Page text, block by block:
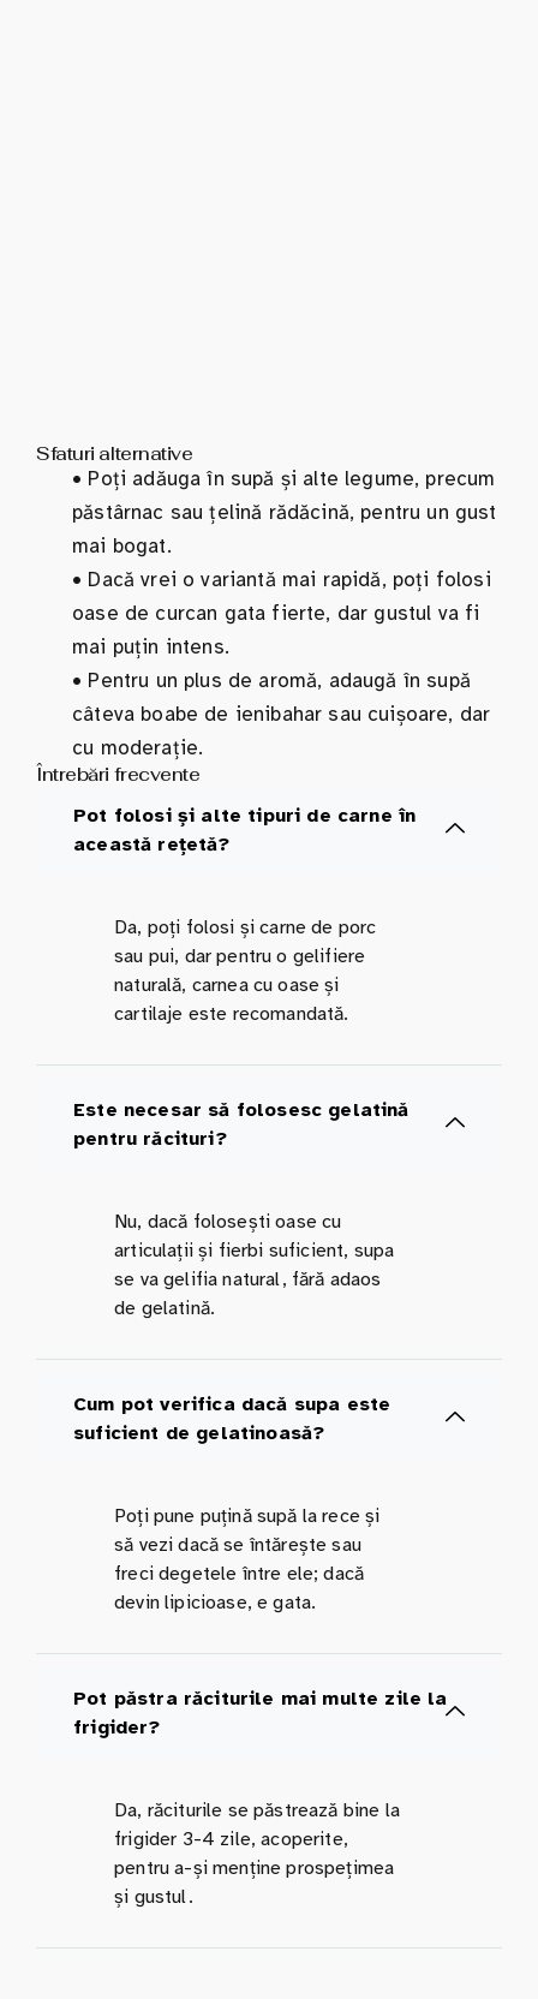
Sfaturi alternative
• Poți adăuga în supă și alte legume, precum
păstârnac sau țelină rădăcină, pentru un gust
mai bogat.
• Dacă vrei o variantă mai rapidă, poți folosi
oase de curcan gata fierte, dar gustul va fi
mai puțin intens.
• Pentru un plus de aromă, adaugă în supă
câteva boabe de ienibahar sau cuișoare, dar
cu moderație.
Întrebări frecvente
Pot folosi și alte tipuri de carne în
această rețetă?
Da, poți folosi și carne de porc
sau pui, dar pentru o gelifiere
naturală, carnea cu oase și
cartilaje este recomandată.
Este necesar să folosesc gelatină
pentru răcituri?
Nu, dacă folosești oase cu
articulații și fierbi suficient, supa
se va gelifia natural, fără adaos
de gelatină.
Cum pot verifica dacă supa este
suficient de gelatinoasă?
Poți pune puțină supă la rece și
să vezi dacă se întărește sau
freci degetele între ele; dacă
devin lipicioase, e gata.
Pot păstra răciturile mai multe zile la
frigider?
Da, răciturile se păstrează bine la
frigider 3-4 zile, acoperite,
pentru a-și menține prospețimea
și gustul.